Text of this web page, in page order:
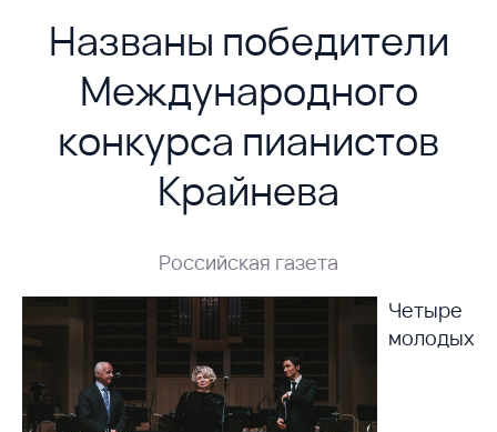
Названы победители
Международного
конкурса пианистов
Крайнева
Российская газета
Четыре
молодых